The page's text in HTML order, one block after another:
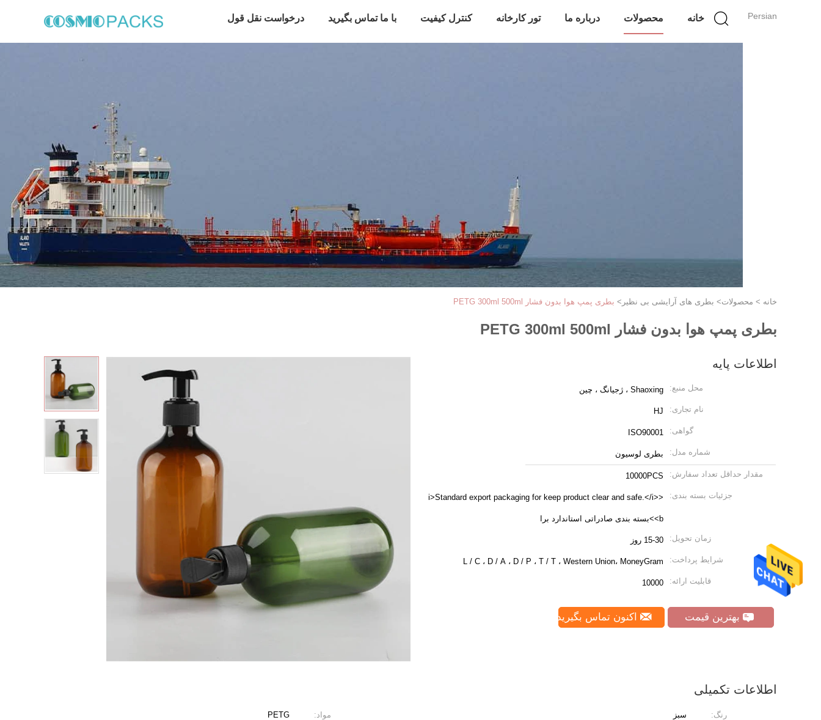
Persian خانه محصولات درباره ما تور کارخانه کنترل کیفیت با ما تماس بگیرید درخواست نقل قول
خانه > محصولات> بطری های آرایشی بی نظیر > بطری پمپ هوا بدون فشار PETG 300ml 500ml
بطری پمپ هوا بدون فشار PETG 300ml 500ml
اطلاعات پایه
محل منبع: Shaoxing ، ژجیانگ ، چین
نام تجاری: HJ
گواهی: ISO90001
شماره مدل: بطری لوسیون
مقدار حداقل تعداد سفارش: 10000PCS
جزئیات بسته بندی: <i>Standard export packaging for keep product clear and safe.</i>
<b>بسته بندی صادراتی استاندارد برا
زمان تحویل: 15-30 روز
شرایط پرداخت: L / C ، D / A ، D / P ، T / T ، Western Union، MoneyGram
قابلیت ارائه: 10000
بهترین قیمت اکنون تماس بگیرید
اطلاعات تکمیلی
رنگ: سبز مواد:
PETG